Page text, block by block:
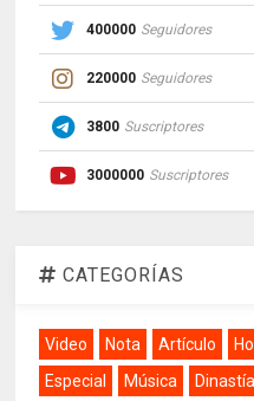
400000 Seguidores
220000 Seguidores
3800 Suscriptores
3000000 Suscriptores
CATEGORÍAS
Video Nota Artículo
Especial
Música Dinastía